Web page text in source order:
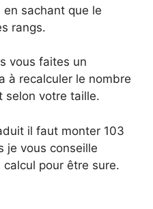
sachant que le
rangs.
vous faites un
à recalculer le nombre
selon votre taille.
il faut monter 103
je vous conseille
calcul pour être sure.